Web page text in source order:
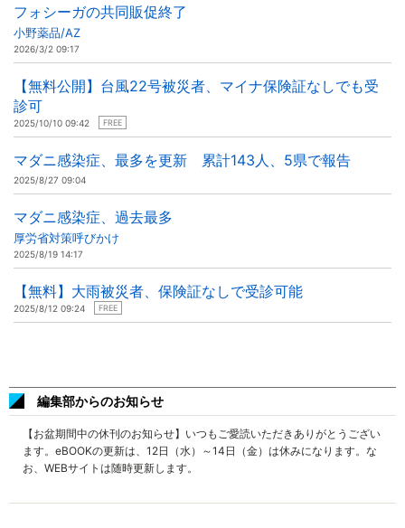
フォシーガの共同販促終了
小野薬品/AZ
2026/3/2 09:17
【無料公開】台風22号被災者、マイナ保険証なしでも受
診可
2025/10/10 09:42 FREE
マダニ感染症、最多を更新 累計143人、5県で報告
2025/8/27 09:04
マダニ感染症、過去最多
厚労省対策呼びかけ
2025/8/19 14:17
【無料】大雨被災者、保険証なしで受診可能
2025/8/12 09:24 FREE
編集部からのお知らせ
【お盆期間中の休刊のお知らせ】いつもご愛読いただきありがとうござい
ます。eBOOKの更新は、12日（水）～14日（金）は休みになります。な
お、WEBサイトは随時更新します。